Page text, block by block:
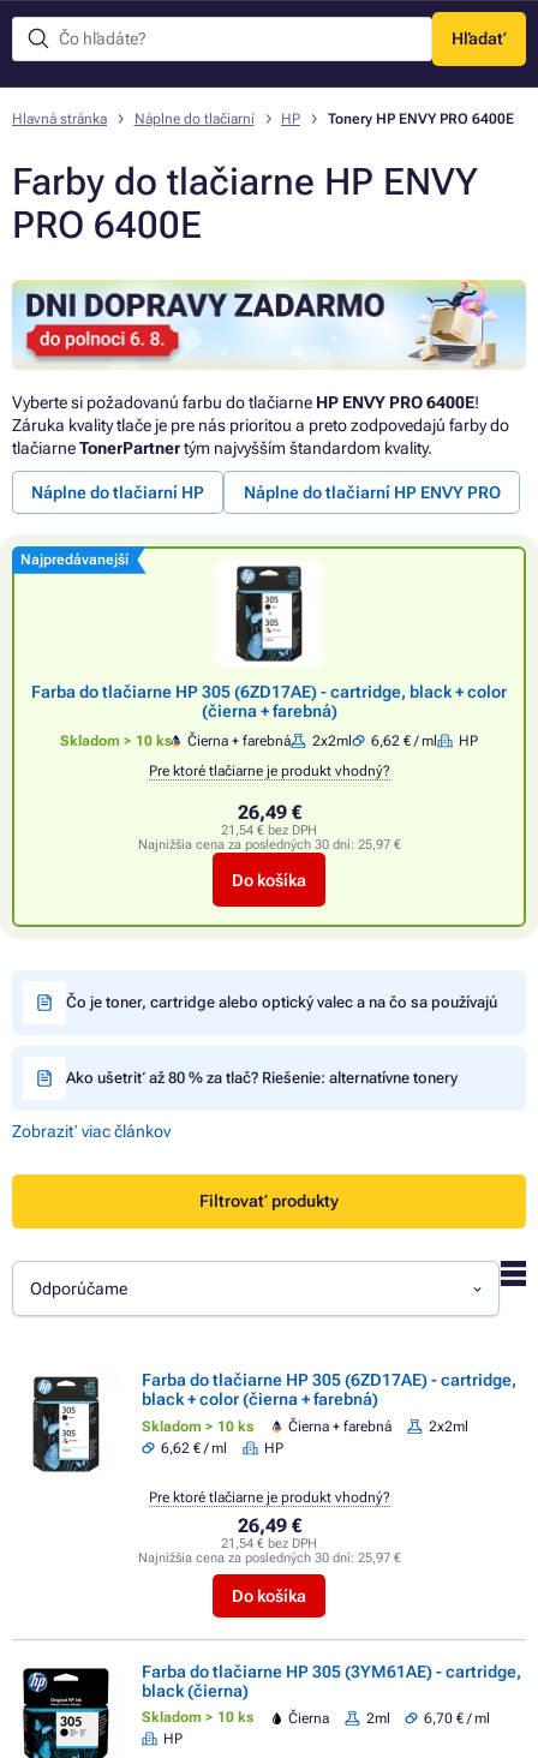
Hľadať
Menu
Hlavná stránka Náplne do tlačiarní HP Tonery HP ENVY PRO 6400E
Farby do tlačiarne HP ENVY
PRO 6400E
Vyberte si požadovanú farbu do tlačiarne HP ENVY PRO 6400E!
Záruka kvality tlače je pre nás prioritou a preto zodpovedajú farby do
tlačiarneTonerPartnertým najvyšším štandardom kvality.
Náplne do tlačiarní HP Náplne do tlačiarní HP ENVY PRO
Najpredávanejší
Farba do tlačiarne HP 305 (6ZD17AE) - cartridge, black + color
(čierna + farebná)
Skladom > 10 ks Čierna + farebná 2x2ml 6,62 € / ml
HP
Pre ktoré tlačiarne je produkt vhodný?
26,49 €
21,54 € bez DPH
Najnižšia cena za posledných 30 dní: 25,97 €
Do košíka
Čo je toner, cartridge alebo optický valec a na čo sa používajú
Ako ušetriť až 80 % za tlač? Riešenie: alternatívne tonery
Zobraziť viac článkov
Filtrovať produkty
Odporúčame
Farba do tlačiarne HP 305 (6ZD17AE) - cartridge,
black + color (čierna + farebná)
Skladom > 10 ks Čierna + farebná
2x2ml
6,62 € / ml
HP
26,49 €
21,54 € bez DPH
Najnižšia cena za posledných 30 dní: 25,97 €
Do košíka
Pre ktoré tlačiarne je produkt vhodný?
Farba do tlačiarne HP 305 (3YM61AE) - cartridge,
black (čierna)
Skladom > 10 ks Čierna 2ml
6,70 € / ml
HP